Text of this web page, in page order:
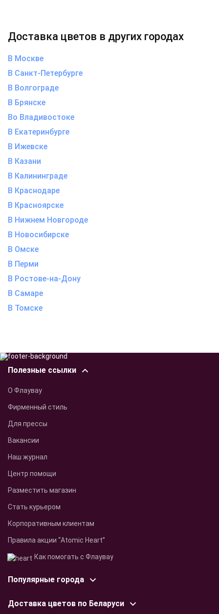
Доставка цветов в других городах
В Москве
В Санкт-Петербурге
В Волгограде
В Брянске
Во Владивостоке
В Екатеринбурге
В Ижевске
В Казани
В Калининграде
В Краснодаре
В Красноярске
В Нижнем Новгороде
В Новосибирске
В Омске
В Перми
В Ростове-на-Дону
В Самаре
В Томске
Полезные ссылки
О Флаувау
Фирменный стиль
Для прессы
Вакансии
Наш журнал
Центр помощи
Разместить магазин
Стать курьером
Корпоративным клиентам
Правила акции “Atomic Heart”
Как помогать с Флаувау
Популярные города
Доставка цветов по Беларуси